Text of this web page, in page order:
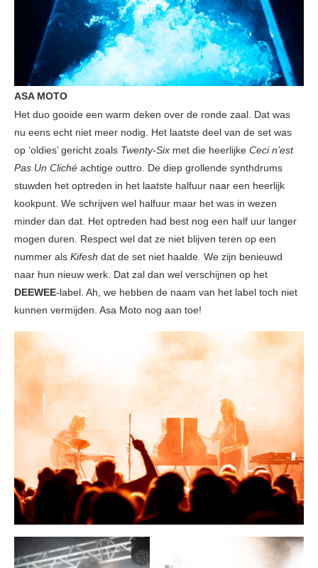
ASA MOTO
Het duo gooide een warm deken over de ronde zaal. Dat was
nu eens echt niet meer nodig. Het laatste deel van de set was
op ‘oldies’ gericht zoals Twenty-Six met die heerlijke Ceci n’est
Pas Un Cliché achtige outtro. De diep grollende synthdrums
stuwden het optreden in het laatste halfuur naar een heerlijk
kookpunt. We schrijven wel halfuur maar het was in wezen
minder dan dat. Het optreden had best nog een half uur langer
mogen duren. Respect wel dat ze niet blijven teren op een
nummer als Kifesh dat de set niet haalde. We zijn benieuwd
naar hun nieuw werk. Dat zal dan wel verschijnen op het
DEEWEE-label. Ah, we hebben de naam van het label toch niet
kunnen vermijden. Asa Moto nog aan toe!